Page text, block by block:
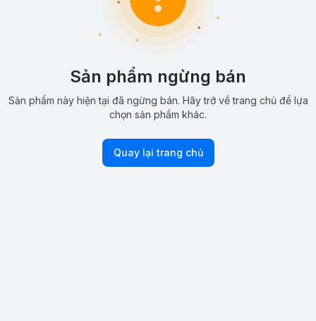
Sản phẩm ngừng bán
Sản phẩm này hiện tại đã ngừng bán. Hãy trở về trang chủ để lựa
chọn sản phẩm khác.
Quay lại trang chủ